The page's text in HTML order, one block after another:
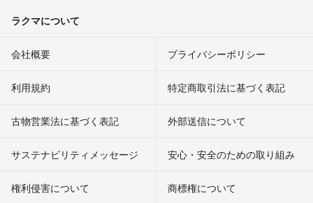
ラクマについて
会社概要 プライバシーポリシー
利用規約 特定商取引法に基づく表記
古物営業法に基づく表記 外部送信について
サステナビリティメッセージ 安心・安全のための取り組み
権利侵害について
商標権について